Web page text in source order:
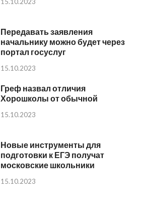
Передавать заявления
начальнику можно будет через
портал госуслуг
15.10.2023
Греф назвал отличия
Хорошколы от обычной
15.10.2023
Новые инструменты для
подготовки к ЕГЭ получат
московские школьники
15.10.2023